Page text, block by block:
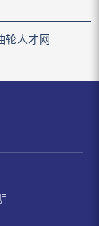
轮人才网